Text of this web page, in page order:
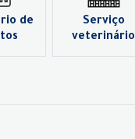
de
Serviço
veterinário